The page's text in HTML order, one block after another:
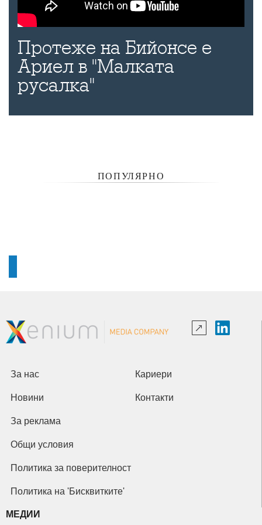
Протеже на Бийонсе е
Ариел в "Малката
русалка"
ПОПУЛЯРНО
За нас Кариери
Новини Контакти
За реклама
Общи условия
Политика за поверителност
Политика на 'Бисквитките'
МЕДИИ